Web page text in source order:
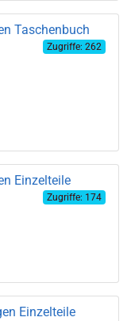
Taschenbuch
Zugriffe: 262
Einzelteile
Zugriffe: 174
Einzelteile